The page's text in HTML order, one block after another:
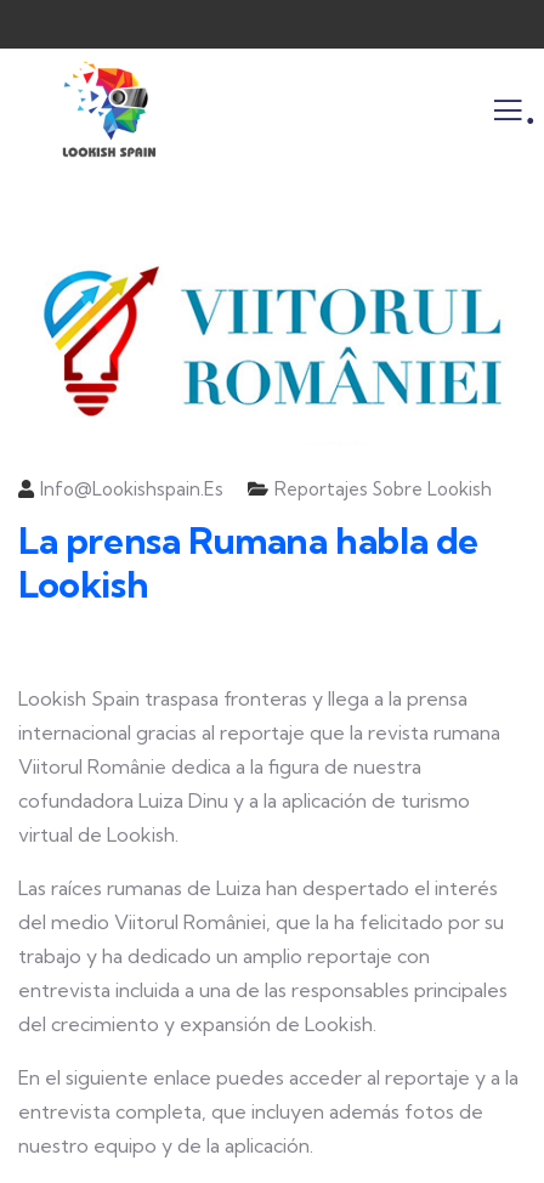
.
Info@lookishspain.es Reportajes Sobre Lookish
La prensa Rumana habla de
Lookish
Lookish Spain traspasa fronteras y llega a la prensa
internacional gracias al reportaje que la revista rumana
Viitorul Românie dedica a la figura de nuestra
cofundadora Luiza Dinu y a la aplicación de turismo
virtual de Lookish.
Las raíces rumanas de Luiza han despertado el interés
del medio Viitorul României, que la ha felicitado por su
trabajo y ha dedicado un amplio reportaje con
entrevista incluida a una de las responsables principales
del crecimiento y expansión de Lookish.
En el siguiente enlace puedes acceder al reportaje y a la
entrevista completa, que incluyen además fotos de
nuestro equipo y de la aplicación.